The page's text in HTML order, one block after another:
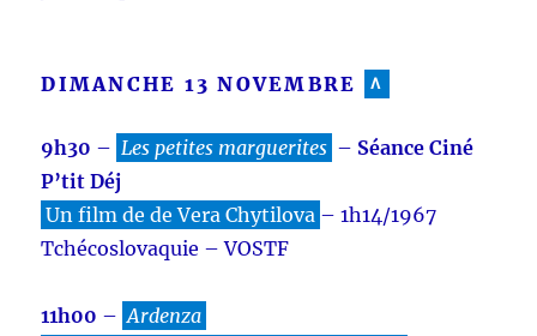
DIMANCHE 13 NOVEMBRE ^
9h30 – Les petites marguerites – Séance Ciné
P’tit Déj
Un film de de Vera Chytilova – 1h14/1967
Tchécoslovaquie – VOSTF
11h00 – Ardenza